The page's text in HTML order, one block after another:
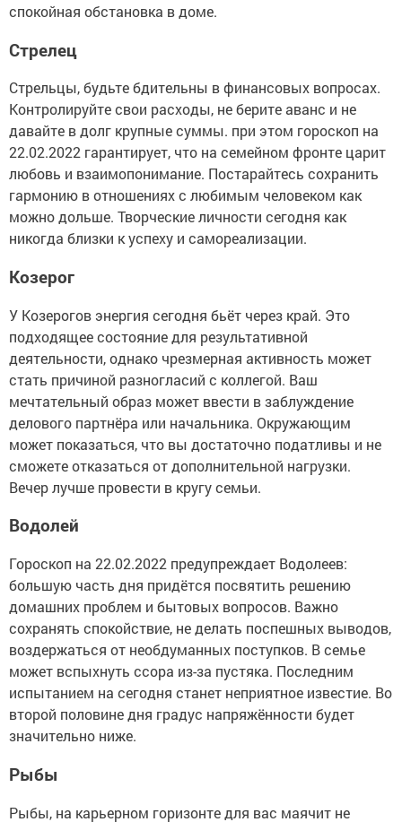
спокойная обстановка в доме.
Стрелец
Стрельцы, будьте бдительны в финансовых вопросах.
Контролируйте свои расходы, не берите аванс и не
давайте в долг крупные суммы. при этом гороскоп на
22.02.2022 гарантирует, что на семейном фронте царит
любовь и взаимопонимание. Постарайтесь сохранить
гармонию в отношениях с любимым человеком как
можно дольше. Творческие личности сегодня как
никогда близки к успеху и самореализации.
Козерог
У Козерогов энергия сегодня бьёт через край. Это
подходящее состояние для результативной
деятельности, однако чрезмерная активность может
стать причиной разногласий с коллегой. Ваш
мечтательный образ может ввести в заблуждение
делового партнёра или начальника. Окружающим
может показаться, что вы достаточно податливы и не
сможете отказаться от дополнительной нагрузки.
Вечер лучше провести в кругу семьи.
Водолей
Гороскоп на 22.02.2022 предупреждает Водолеев:
большую часть дня придётся посвятить решению
домашних проблем и бытовых вопросов. Важно
сохранять спокойствие, не делать поспешных выводов,
воздержаться от необдуманных поступков. В семье
может вспыхнуть ссора из-за пустяка. Последним
испытанием на сегодня станет неприятное известие. Во
второй половине дня градус напряжённости будет
значительно ниже.
Рыбы
Рыбы, на карьерном горизонте для вас маячит не